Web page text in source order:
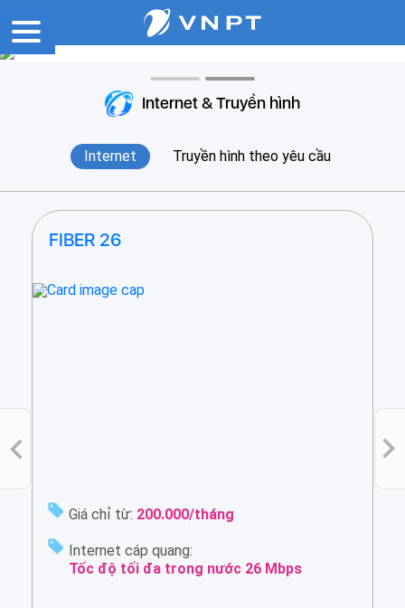
Internet & Truyền hình
Internet Truyền hình theo yêu cầu
FIBER 26
Giá chỉ từ: 200.000/tháng
Internet cáp quang:
Tốc độ tối đa trong nước 26 Mbps